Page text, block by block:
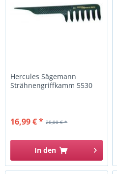
Hercules Sägemann
Strähnengriffkamm 5530
20,00 € *
16,99 € *
In den